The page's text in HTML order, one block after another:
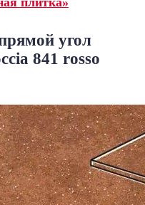
угол
841 rosso